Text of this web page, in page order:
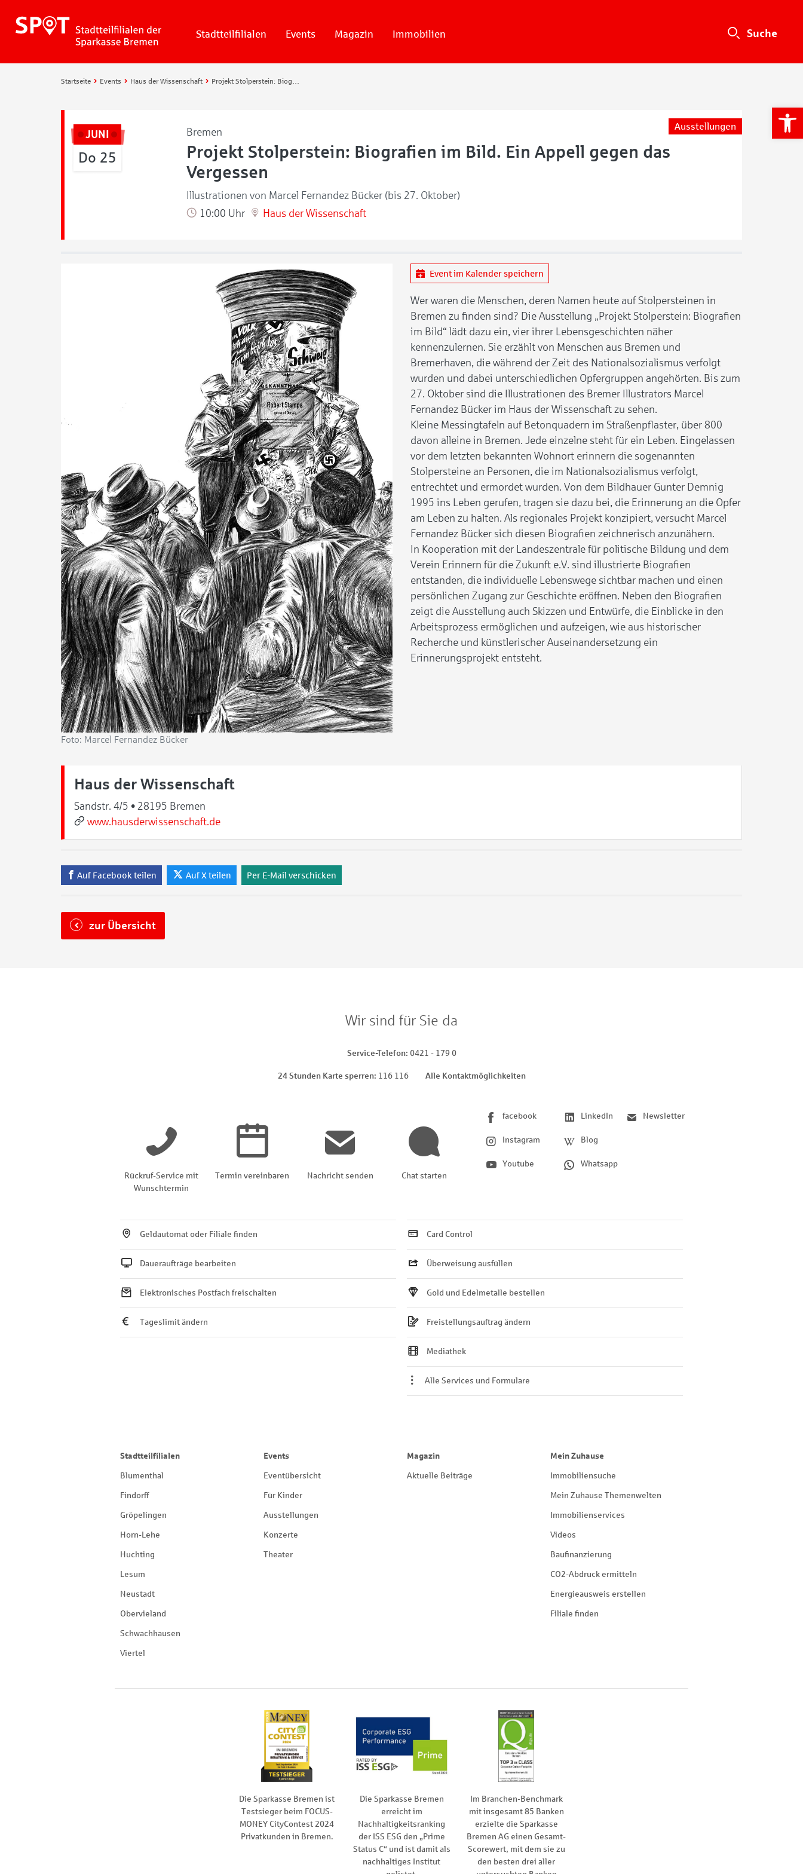
Stadtteilfilialen Events Magazin Immobilien
Startseite Events Haus der Wissenschaft Projekt Stolperstein: Biografien im Bild. Ein Appell gegen das Vergessen
JUNI
Do 25
Bremen Ausstellungen
Projekt Stolperstein: Biografien im Bild. Ein Appell gegen das
Vergessen
Illustrationen von Marcel Fernandez Bücker (bis 27. Oktober)
10:00 Uhr
Haus der Wissenschaft
Foto: Marcel Fernandez Bücker
Event im Kalender speichern
Wer waren die Menschen, deren Namen heute auf Stolpersteinen in
Bremen zu finden sind? Die Ausstellung „Projekt Stolperstein: Biografien
im Bild“ lädt dazu ein, vier ihrer Lebensgeschichten näher
kennenzulernen. Sie erzählt von Menschen aus Bremen und
Bremerhaven, die während der Zeit des Nationalsozialismus verfolgt
wurden und dabei unterschiedlichen Opfergruppen angehörten. Bis zum
27. Oktober sind die Illustrationen des Bremer Illustrators Marcel
Fernandez Bücker im Haus der Wissenschaft zu sehen.
Kleine Messingtafeln auf Betonquadern im Straßenpflaster, über 800
davon alleine in Bremen. Jede einzelne steht für ein Leben. Eingelassen
vor dem letzten bekannten Wohnort erinnern die sogenannten
Stolpersteine an Personen, die im Nationalsozialismus verfolgt,
entrechtet und ermordet wurden. Von dem Bildhauer Gunter Demnig
1995 ins Leben gerufen, tragen sie dazu bei, die Erinnerung an die Opfer
am Leben zu halten. Als regionales Projekt konzipiert, versucht Marcel
Fernandez Bücker sich diesen Biografien zeichnerisch anzunähern.
In Kooperation mit der Landeszentrale für politische Bildung und dem
Verein Erinnern für die Zukunft e.V. sind illustrierte Biografien
entstanden, die individuelle Lebenswege sichtbar machen und einen
persönlichen Zugang zur Geschichte eröffnen. Neben den Biografien
zeigt die Ausstellung auch Skizzen und Entwürfe, die Einblicke in den
Arbeitsprozess ermöglichen und aufzeigen, wie aus historischer
Recherche und künstlerischer Auseinandersetzung ein
Erinnerungsprojekt entsteht.
Haus der Wissenschaft
Sandstr. 4/5 • 28195 Bremen
www.hausderwissenschaft.de
Auf Facebook teilen Auf X teilen Per E-Mail verschicken
zur Übersicht
Wir sind für Sie da
Service-Telefon 0421 - 179 0
24 Stunden Karte sperren 116 116 Alle Kontaktmöglichkeiten
Rückruf-Service mit
Wunschtermin
Termin vereinbaren Nachricht senden Chat starten
facebook
Instagram
Youtube
LinkedIn
Blog
Whatsapp
Newsletter
Geldautomat oder Filiale finden
Daueraufträge bearbeiten
Elektronisches Postfach freischalten
Tageslimit ändern
Card Control
Überweisung ausfüllen
Gold und Edelmetalle bestellen
Freistellungsauftrag ändern
Mediathek
Alle Services und Formulare
Stadtteilfilialen
Blumenthal
Findorff
Gröpelingen
Horn-Lehe
Huchting
Lesum
Neustadt
Obervieland
Schwachhausen
Viertel
Events
Eventübersicht
Für Kinder
Ausstellungen
Konzerte
Theater
Magazin
Aktuelle Beiträge
Mein Zuhause
Immobiliensuche
Mein Zuhause Themenwelten
Immobilienservices
Videos
Baufinanzierung
CO2-Abdruck ermitteln
Energieausweis erstellen
Filiale finden
Die Sparkasse Bremen ist
Testsieger beim FOCUS-
MONEY CityContest 2024
Privatkunden in Bremen.
Die Sparkasse Bremen
erreicht im
Nachhaltigkeitsranking
der ISS ESG den „Prime
Status C“ und ist damit als
nachhaltiges Institut
Im Branchen-Benchmark
mit insgesamt 85 Banken
erzielte die Sparkasse
Bremen AG einen Gesamt-
Scorewert, mit dem sie zu
den besten drei aller